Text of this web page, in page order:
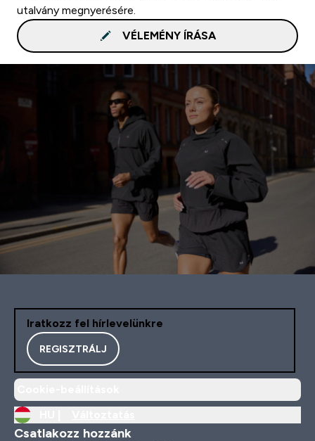
utalvány megnyerésére.
VÉLEMÉNY ÍRÁSA
Iratkozz fel hírlevelünkre
REGISZTRÁLJ
Csatlakozz hozzánk